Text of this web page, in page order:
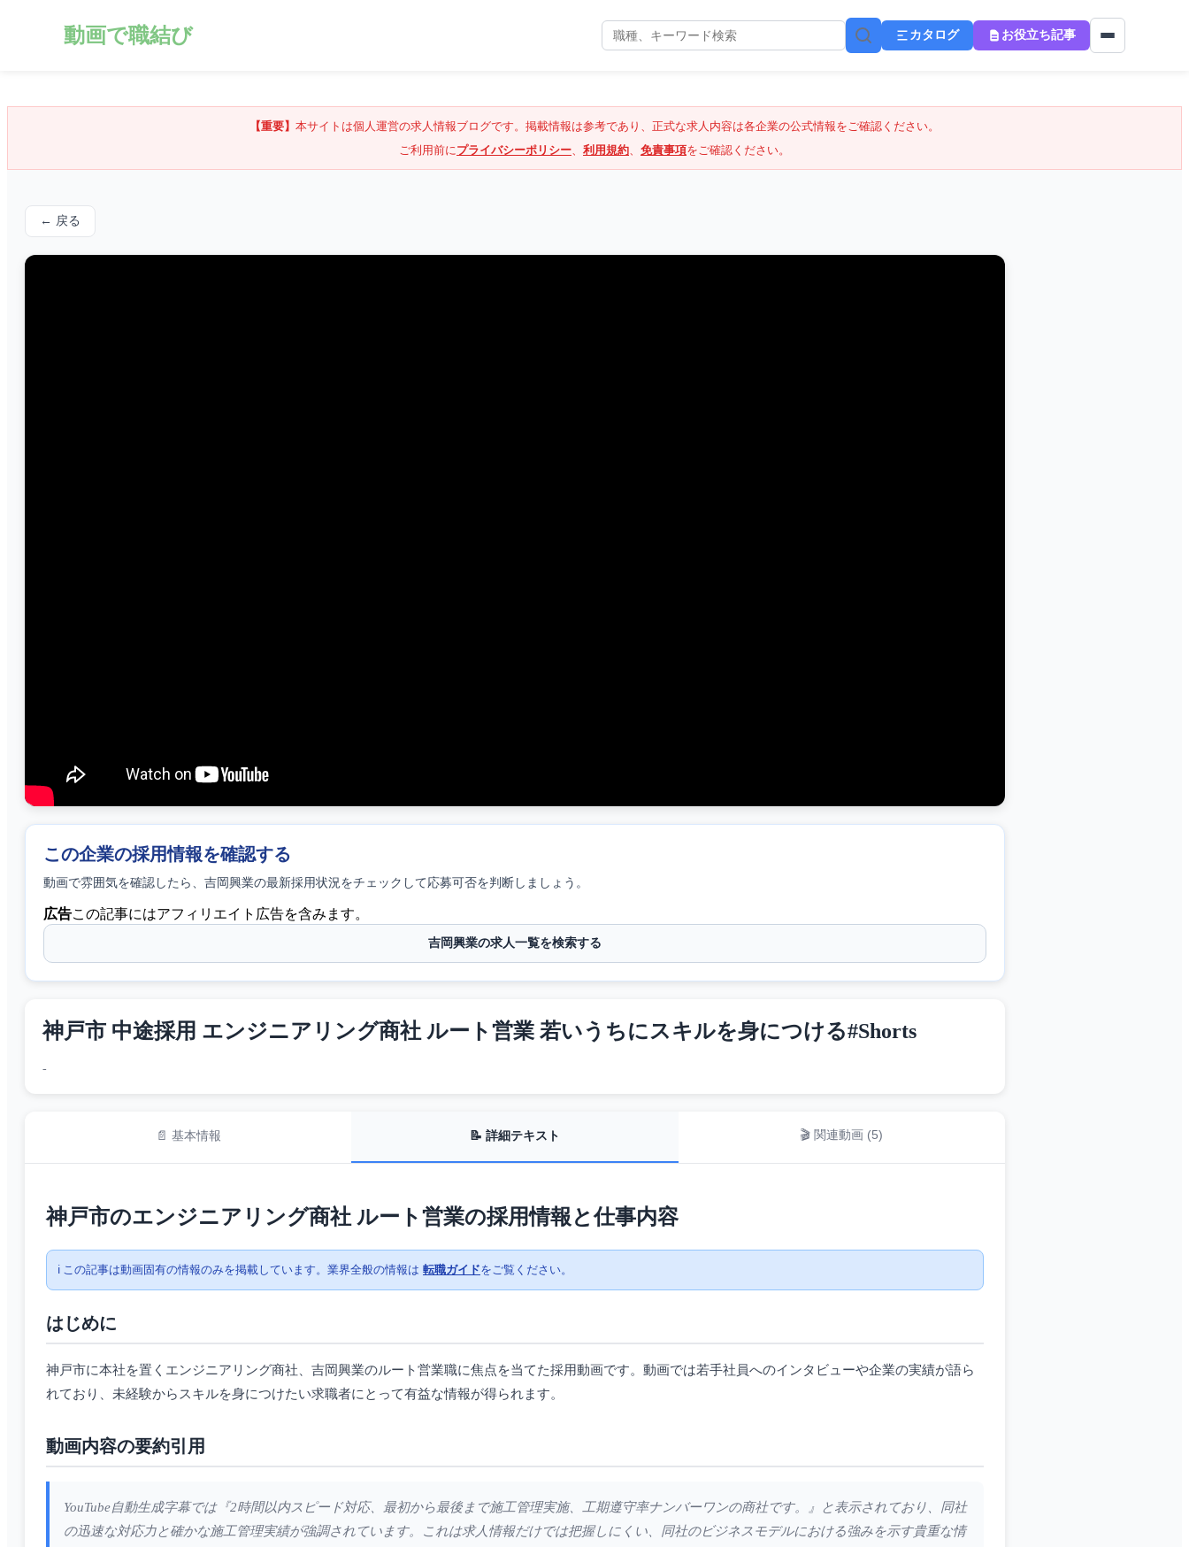
動画で職結び カタログ お役立ち記事
【重要】 本サイトは個人運営の求人情報ブログです。掲載情報は参考であり、正式な求人内容は各企業の公式情報をご確認ください。
ご利用前にプライバシーポリシー、 利用規約、 免責事項をご確認ください。
← 戻る
この企業の採用情報を確認する
動画で雰囲気を確認したら、 吉岡興業の最新採用状況をチェックして応募可否を判断しましょう。
広告この記事にはアフィリエイト広告を含みます。
吉岡興業の求人一覧を検索する
神戸市 中途採用 エンジニアリング商社 ルート営業 若いうちにスキルを身につける#Shorts
-
📄 基本情報 📝 詳細テキスト 🎬 関連動画 (5)
神戸市のエンジニアリング商社 ルート営業の採用情報と仕事内容
ℹ️ この記事は動画固有の情報のみを掲載しています。業界全般の情報は 転職ガイドをご覧ください。
はじめに
神戸市に本社を置くエンジニアリング商社、吉岡興業のルート営業職に焦点を当てた採用動画です。動画では若手社員へのインタビューや企業の実績が語ら
れており、未経験からスキルを身につけたい求職者にとって有益な情報が得られます。
動画内容の要約引用
YouTube自動生成字幕では『2時間以内スピード対応、最初から最後まで施工管理実施、工期遵守率ナンバーワンの商社です。』と表示されており、同社
の迅速な対応力と確かな施工管理実績が強調されています。これは求人情報だけでは把握しにくい、同社のビジネスモデルにおける強みを示す貴重な情